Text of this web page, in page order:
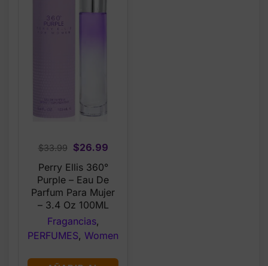
$33.99
Original
price
was:
$33.99.
$26.99Current
price
is:
$26.99.
Perry Ellis 360°
Purple – Eau De
Parfum Para Mujer
– 3.4 Oz 100ML
Fragancias,
PERFUMES, Women